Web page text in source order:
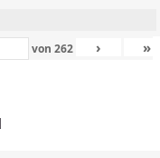
von262 › »